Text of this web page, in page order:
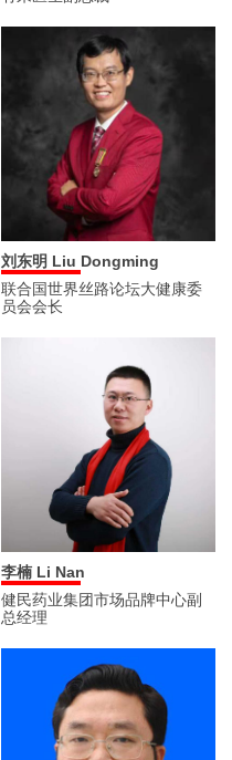
刘东明 Liu Dongming
联合国世界丝路论坛大健康委
员会会长
李楠 Li Nan
健民药业集团市场品牌中心副
总经理